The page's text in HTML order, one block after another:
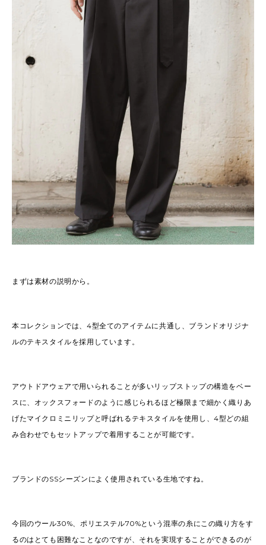
まずは素材の説明から。
本コレクションでは、4型全てのアイテムに共通し、ブランドオリジナ
ルのテキスタイルを採用しています。
アウトドアウェアで用いられることが多いリップストップの構造をベー
スに、オックスフォードのように感じられるほど極限まで細かく織りあ
げたマイクロミニリップと呼ばれるテキスタイルを使用し、4型どの組
み合わせでもセットアップで着用することが可能です。
ブランドのSSシーズンによく使用されている生地ですね。
今回のウール30%、ポリエステル70%という混率の糸にこの織り方をす
るのはとても困難なことなのですが、それを実現することができるのが